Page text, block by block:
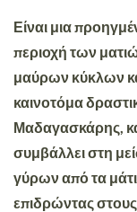
Είναι μια
περιοχή των
μαύρων κύκλων
καινοτόμα
Μαδαγασκάρης,
συμβάλλει στη
γύρων από τα
επιδρώντας